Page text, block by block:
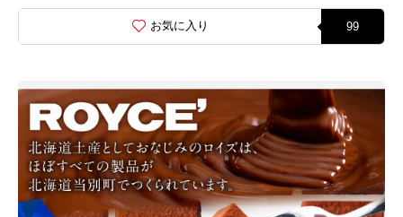
お気に入り 99